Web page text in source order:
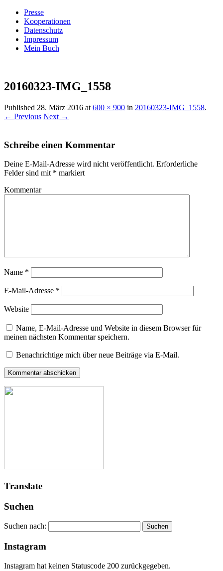
Presse
Kooperationen
Datenschutz
Impressum
Mein Buch
Villa König
20160323-IMG_1558
Published 28. März 2016 at 600 × 900 in 20160323-IMG_1558.
← Previous Next →
Schreibe einen Kommentar
Deine E-Mail-Adresse wird nicht veröffentlicht. Erforderliche
Felder sind mit * markiert
Kommentar
Name *
E-Mail-Adresse *
Website
Name, E-Mail-Adresse und Website in diesem Browser für
meinen nächsten Kommentar speichern.
Benachrichtige mich über neue Beiträge via E-Mail.
Translate
Suchen
Suchen nach:
Instagram
Instagram hat keinen Statuscode 200 zurückgegeben.